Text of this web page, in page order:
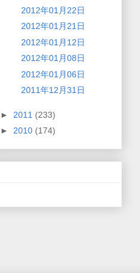
2012年01月22日
2012年01月21日
2012年01月12日
2012年01月08日
2012年01月06日
2011年12月31日
► 2011 (233)
► 2010 (174)